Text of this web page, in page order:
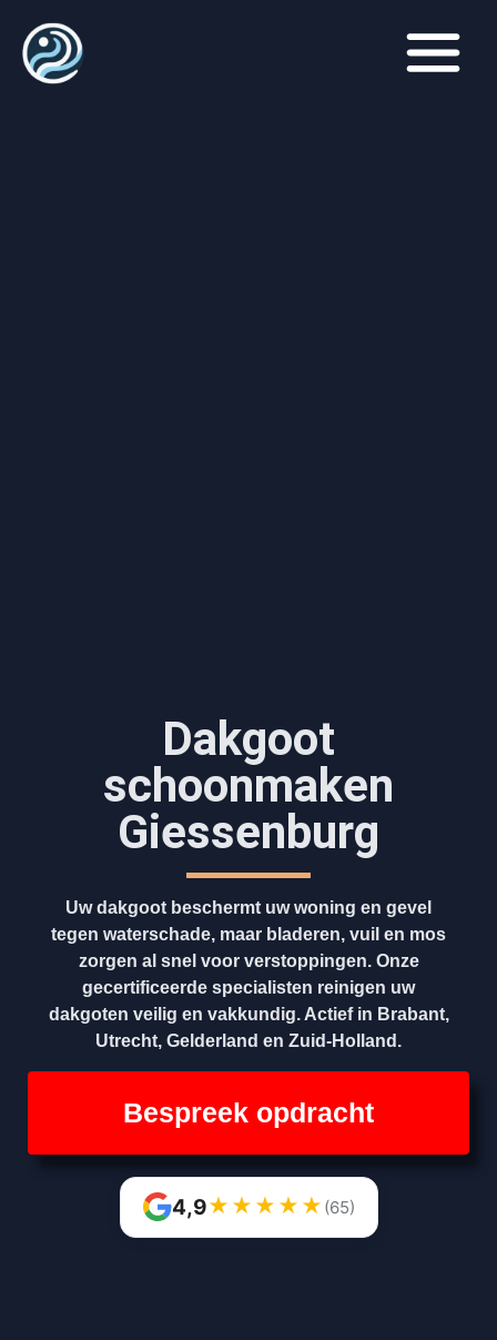
Dakgoot
schoonmaken​
Giessenburg
Uw dakgoot beschermt uw woning en gevel
tegen waterschade, maar bladeren, vuil en mos
zorgen al snel voor verstoppingen. Onze
gecertificeerde specialisten reinigen uw
dakgoten veilig en vakkundig. Actief in Brabant,
Utrecht, Gelderland en Zuid-Holland.
Bespreek opdracht
4,9★ ★ ★ ★ ★ (65)